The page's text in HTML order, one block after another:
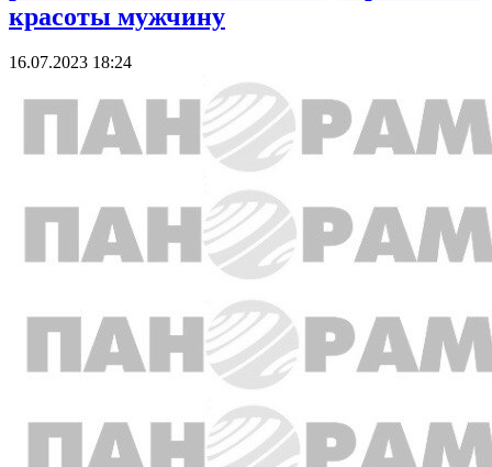
красоты мужчину
16.07.2023 18:24